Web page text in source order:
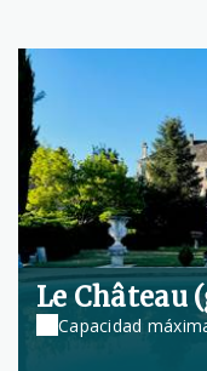
Le Château
Capacidad